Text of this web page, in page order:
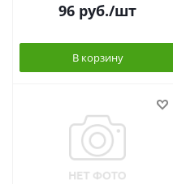
96 руб./шт
В корзину